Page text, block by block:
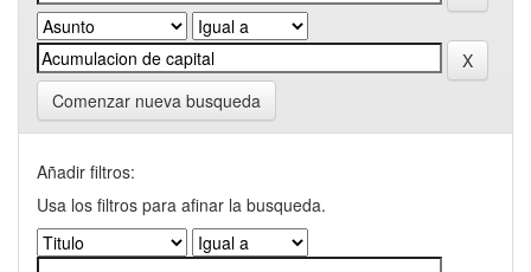
Comenzar nueva busqueda
Añadir filtros:
Usa los filtros para afinar la busqueda.